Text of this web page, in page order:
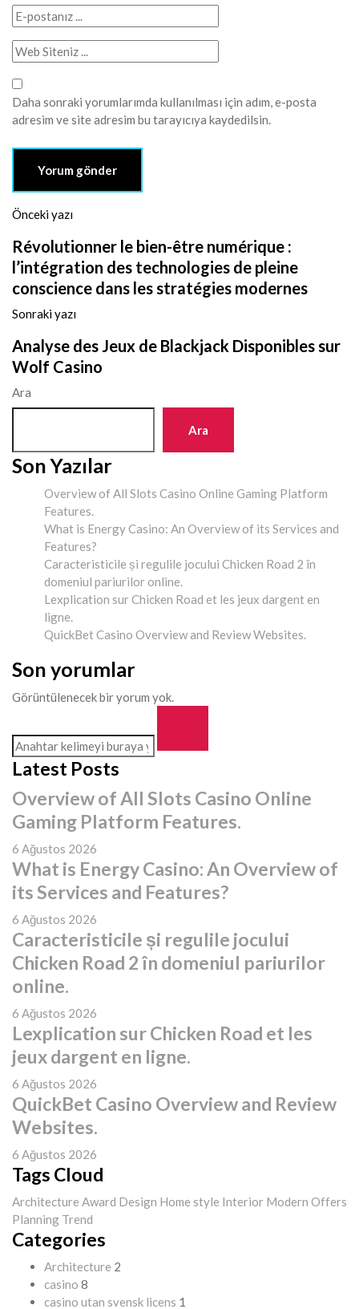
Daha sonraki yorumlarımda kullanılması için adım, e-posta
adresim ve site adresim bu tarayıcıya kaydedilsin.
Önceki yazı
Révolutionner le bien-être numérique :
l’intégration des technologies de pleine
conscience dans les stratégies modernes
Sonraki yazı
Analyse des Jeux de Blackjack Disponibles sur
Wolf Casino
Ara
Ara
Son Yazılar
Overview of All Slots Casino Online Gaming Platform
Features.
What is Energy Casino: An Overview of its Services and
Features?
Caracteristicile și regulile jocului Chicken Road 2 în
domeniul pariurilor online.
Lexplication sur Chicken Road et les jeux dargent en
ligne.
QuickBet Casino Overview and Review Websites.
Son yorumlar
Görüntülenecek bir yorum yok.
Latest Posts
Overview of All Slots Casino Online
Gaming Platform Features.
6 Ağustos 2026
What is Energy Casino: An Overview of
its Services and Features?
6 Ağustos 2026
Caracteristicile și regulile jocului
Chicken Road 2 în domeniul pariurilor
online.
6 Ağustos 2026
Lexplication sur Chicken Road et les
jeux dargent en ligne.
6 Ağustos 2026
QuickBet Casino Overview and Review
Websites.
6 Ağustos 2026
Tags Cloud
Architecture Award Design Home style Interior Modern Offers
Planning Trend
Categories
Architecture 2
casino 8
casino utan svensk licens 1